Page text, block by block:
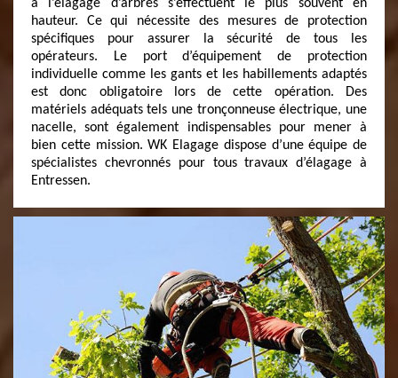
à l’élagage d’arbres s’effectuent le plus souvent en
hauteur. Ce qui nécessite des mesures de protection
spécifiques pour assurer la sécurité de tous les
opérateurs. Le port d’équipement de protection
individuelle comme les gants et les habillements adaptés
est donc obligatoire lors de cette opération. Des
matériels adéquats tels une tronçonneuse électrique, une
nacelle, sont également indispensables pour mener à
bien cette mission. WK Elagage dispose d’une équipe de
spécialistes chevronnés pour tous travaux d’élagage à
Entressen.